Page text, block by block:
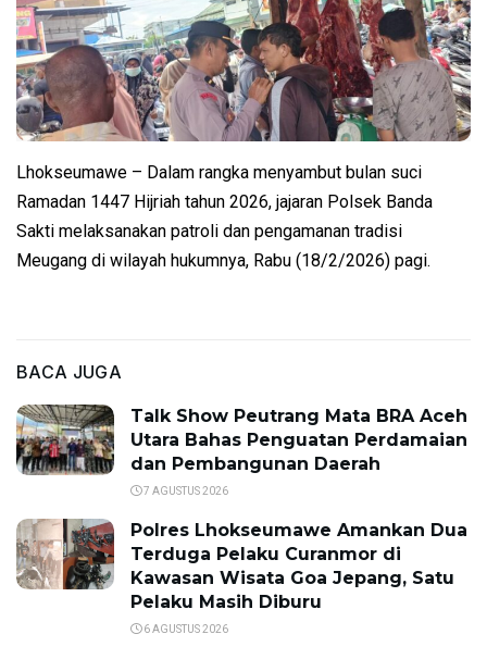
Lhokseumawe – Dalam rangka menyambut bulan suci
Ramadan 1447 Hijriah tahun 2026, jajaran Polsek Banda
Sakti melaksanakan patroli dan pengamanan tradisi
Meugang di wilayah hukumnya, Rabu (18/2/2026) pagi.
BACA JUGA
Talk Show Peutrang Mata BRA Aceh
Utara Bahas Penguatan Perdamaian
dan Pembangunan Daerah
7 AGUSTUS 2026
Polres Lhokseumawe Amankan Dua
Terduga Pelaku Curanmor di
Kawasan Wisata Goa Jepang, Satu
Pelaku Masih Diburu
6 AGUSTUS 2026